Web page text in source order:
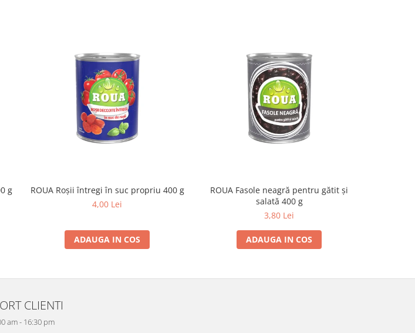
g
ROUA Roșii întregi în suc propriu 400 g
4,00 Lei
ADAUGA IN COS
ROUA Fasole neagră pentru gătit și
salată 400 g
3,80 Lei
ADAUGA IN COS
CLIENTI
am - 16:30 pm